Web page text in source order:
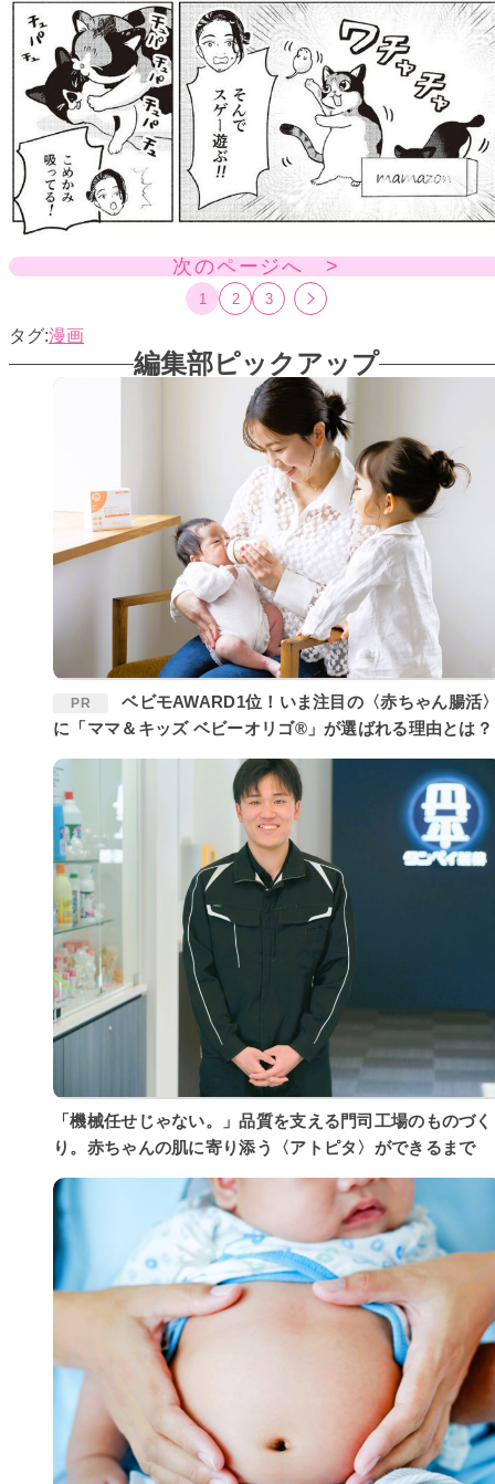
次のページへ >
1 2 3
漫画
編集部ピックアップ
PR
ベビモAWARD1位！いま注目の〈赤ちゃん腸活〉
に「ママ＆キッズ ベビーオリゴ®」が選ばれる理由とは？
「機械任せじゃない。」品質を支える門司工場のものづく
り。赤ちゃんの肌に寄り添う〈アトピタ〉ができるまで